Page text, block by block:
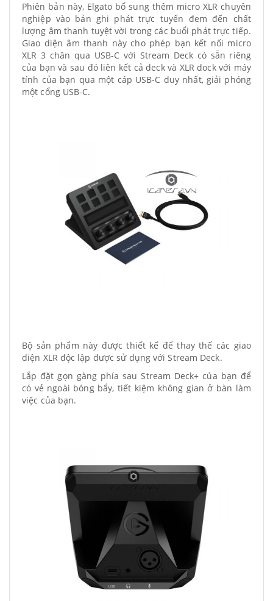
Phiên bản này, Elgato bổ sung thêm micro XLR chuyên
nghiệp vào bản ghi phát trực tuyến đem đến chất
lượng âm thanh tuyệt vời trong các buổi phát trực tiếp.
Giao diện âm thanh này cho phép bạn kết nối micro
XLR 3 chân qua USB-C với Stream Deck có sẵn riêng
của bạn và sau đó liên kết cả deck và XLR dock với máy
tính của bạn qua một cáp USB-C duy nhất, giải phóng
một cổng USB-C.
Bộ sản phẩm này được thiết kế để thay thế các giao
diện XLR độc lập được sử dụng với Stream Deck.
Lắp đặt gọn gàng phía sau Stream Deck+ của bạn để
có vẻ ngoài bóng bẩy, tiết kiệm không gian ở bàn làm
việc của bạn.